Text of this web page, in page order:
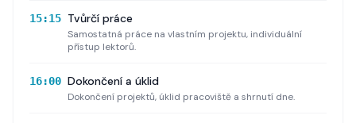
15:15 Tvůrčí práce
Samostatná práce na vlastním projektu, individuální
přístup lektorů.
16:00 Dokončení a úklid
Dokončení projektů, úklid pracoviště a shrnutí dne.